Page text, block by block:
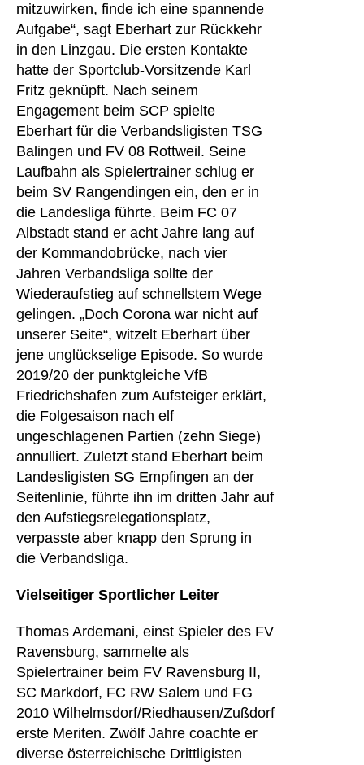
mitzuwirken, finde ich eine spannende
Aufgabe“, sagt Eberhart zur Rückkehr
in den Linzgau. Die ersten Kontakte
hatte der Sportclub-Vorsitzende Karl
Fritz geknüpft. Nach seinem
Engagement beim SCP spielte
Eberhart für die Verbandsligisten TSG
Balingen und FV 08 Rottweil. Seine
Laufbahn als Spielertrainer schlug er
beim SV Rangendingen ein, den er in
die Landesliga führte. Beim FC 07
Albstadt stand er acht Jahre lang auf
der Kommandobrücke, nach vier
Jahren Verbandsliga sollte der
Wiederaufstieg auf schnellstem Wege
gelingen. „Doch Corona war nicht auf
unserer Seite“, witzelt Eberhart über
jene unglückselige Episode. So wurde
2019/20 der punktgleiche VfB
Friedrichshafen zum Aufsteiger erklärt,
die Folgesaison nach elf
ungeschlagenen Partien (zehn Siege)
annulliert. Zuletzt stand Eberhart beim
Landesligisten SG Empfingen an der
Seitenlinie, führte ihn im dritten Jahr auf
den Aufstiegsrelegationsplatz,
verpasste aber knapp den Sprung in
die Verbandsliga.
Vielseitiger Sportlicher Leiter
Thomas Ardemani, einst Spieler des FV
Ravensburg, sammelte als
Spielertrainer beim FV Ravensburg II,
SC Markdorf, FC RW Salem und FG
2010 Wilhelmsdorf/Riedhausen/Zußdorf
erste Meriten. Zwölf Jahre coachte er
diverse österreichische Drittligisten